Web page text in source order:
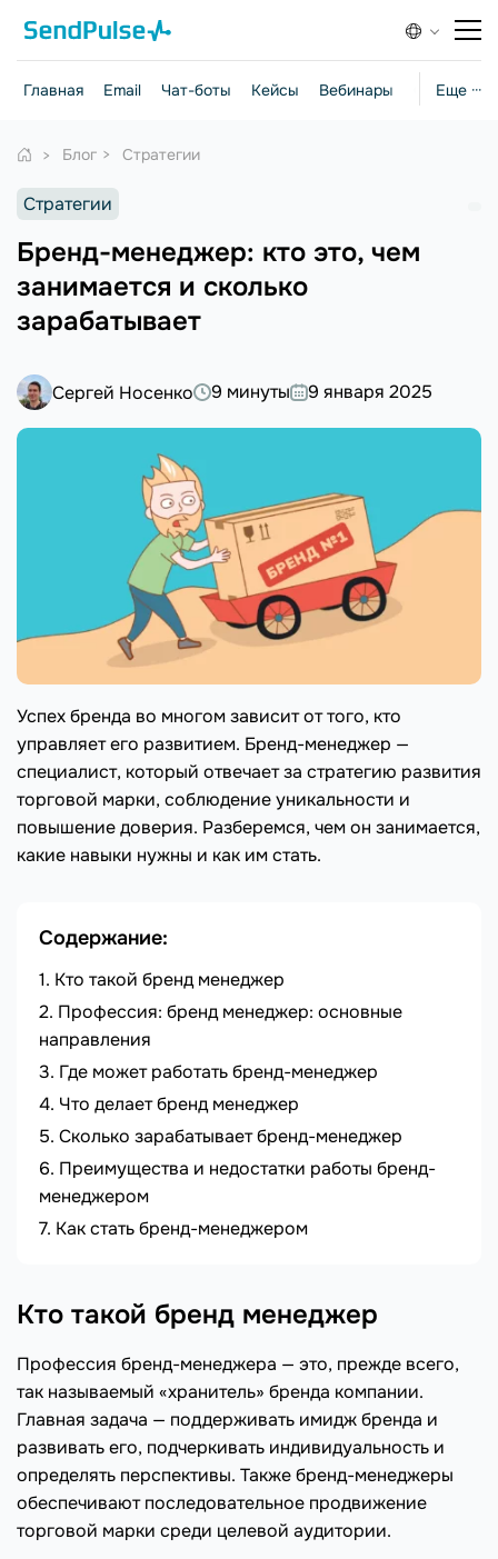
Еще ···
Главная Email Чат-боты Кейсы Вебинары Стратегии
Блог Стратегии
Стратегии
Бренд-менеджер: кто это, чем
занимается и сколько
зарабатывает
Сергей Носенко 9 минуты 9 января 2025
Успех бренда во многом зависит от того, кто
управляет его развитием. Бренд-менеджер —
специалист, который отвечает за стратегию развития
торговой марки, соблюдение уникальности и
повышение доверия. Разберемся, чем он занимается,
какие навыки нужны и как им стать.
Содержание:
Кто такой бренд менеджер
Профессия: бренд менеджер: основные
направления
Где может работать бренд-менеджер
Что делает бренд менеджер
Сколько зарабатывает бренд-менеджер
Преимущества и недостатки работы бренд-
менеджером
Как стать бренд-менеджером
Кто такой бренд менеджер
Профессия бренд-менеджера — это, прежде всего,
так называемый «хранитель» бренда компании.
Главная задача — поддерживать имидж бренда и
развивать его, подчеркивать индивидуальность и
определять перспективы. Также бренд-менеджеры
обеспечивают последовательное продвижение
торговой марки среди целевой аудитории.